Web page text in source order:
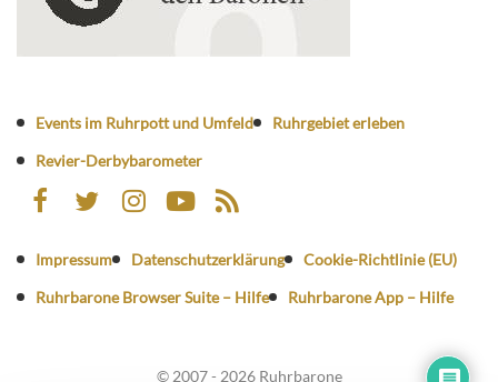
Events im Ruhrpott und Umfeld
Ruhrgebiet erleben
Revier-Derbybarometer
Impressum Datenschutzerklärung
Cookie-Richtlinie (EU)
Ruhrbarone Browser Suite – Hilfe
Ruhrbarone App – Hilfe
© 2007 - 2026 Ruhrbarone